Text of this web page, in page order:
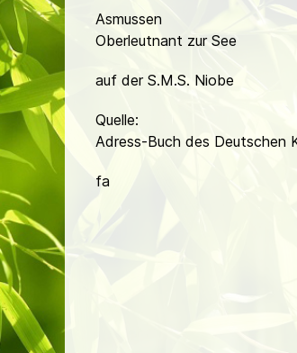
Asmussen
Oberleutnant zur See
auf der S.M.S. Niobe
Quelle:
Adress-Buch des Deutschen
fa